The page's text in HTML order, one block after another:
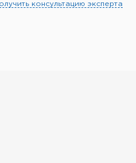
консультацию эксперта